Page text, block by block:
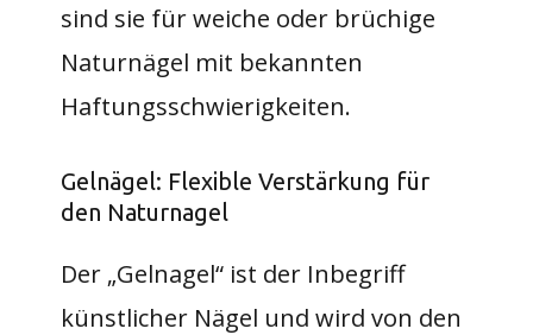
sind sie für weiche oder brüchige
Naturnägel mit bekannten
Haftungsschwierigkeiten.
Gelnägel: Flexible Verstärkung für
den Naturnagel
Der „Gelnagel“ ist der Inbegriff
künstlicher Nägel und wird von den